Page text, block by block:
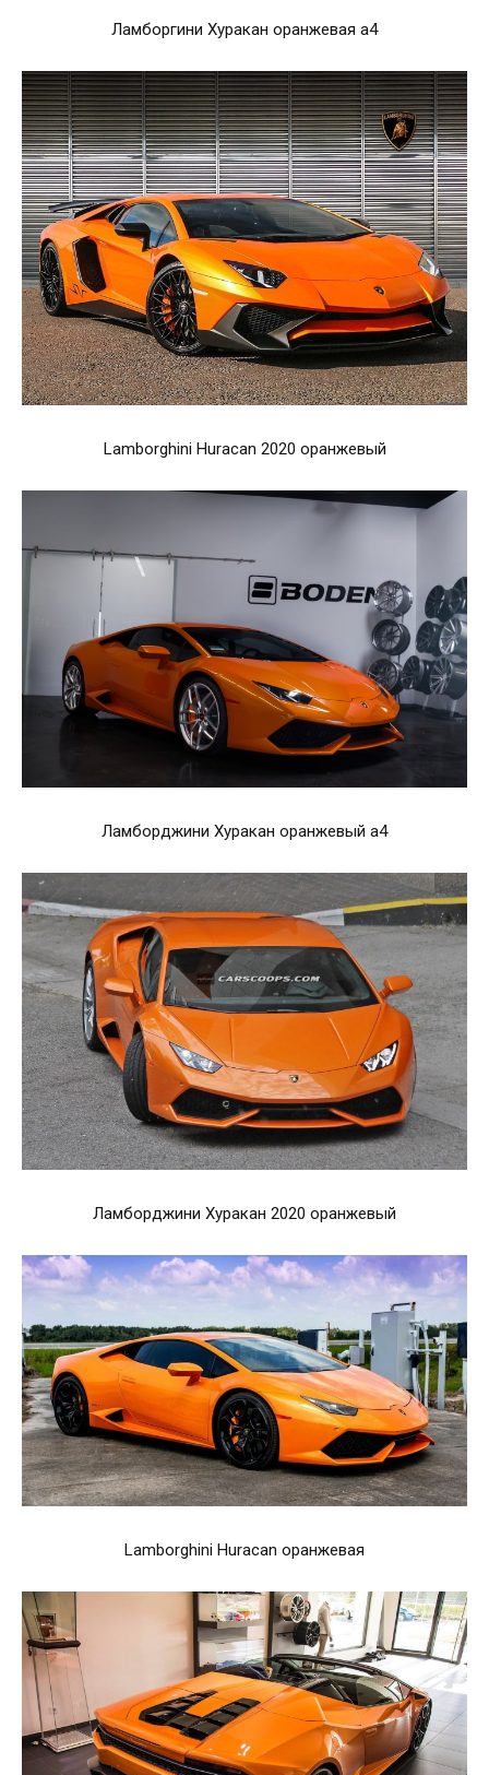
Ламборгини Хуракан оранжевая а4
Lamborghini Huracan 2020 оранжевый
Ламборджини Хуракан оранжевый а4
Ламборджини Хуракан 2020 оранжевый
Lamborghini Huracan оранжевая